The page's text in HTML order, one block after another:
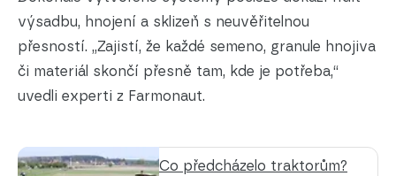
výsadbu, hnojení a sklizeň s neuvěřitelnou
přesností. „Zajistí, že každé semeno, granule hnojiva
či materiál skončí přesně tam, kde je potřeba,“
uvedli experti z Farmonaut.
Co předcházelo traktorům?